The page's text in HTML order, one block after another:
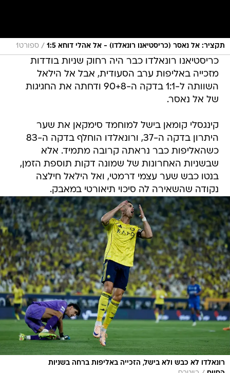
תקציר: אל נאסר (כריסטיאנו רונאלדו) - אל אהלי דוחא 1:5 / ספורט1
כריסטיאנו רונאלדו כבר היה רחוק שניות בודדות
מזכייה באליפות ערב הסעודית, אבל אל הילאל
השוותה ל-1:1 בדקה ה-90+8 ודחתה את החגיגות
של אל נאסר.
קינגסלי קומאן בישל למוחמד סימקאן את שער
היתרון בדקה ה-37, ורונאלדו הוחלף בדקה ה-83
כשהאליפות כבר נראתה קרובה מתמיד. אלא
שבשניות האחרונות של שמונה דקות תוספת הזמן,
בנטו כבש שער עצמי דרמטי, ואל הילאל חילצה
נקודה שהשאירה לה סיכוי תיאורטי במאבק.
רונאלדו לא כבש ולא בישל, הזכייה באליפות ברחה בשניות